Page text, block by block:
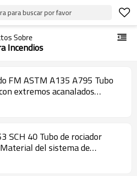
para buscar por favor
Sobre
Incendios
FM ASTM A135 A795 Tubo
extremos acanalados
negro rojo
SCH 40 Tubo de rociador
del sistema de
contra incendios